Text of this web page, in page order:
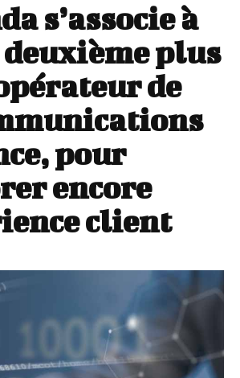
s’associe à
deuxième plus
de
pour
encore
client